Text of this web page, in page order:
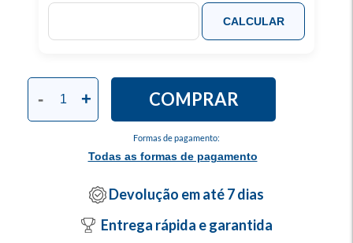
Formas de pagamento:
Todas as formas de pagamento
- + COMPRAR
CALCULAR
Devolução em até 7 dias
Entrega rápida e garantida